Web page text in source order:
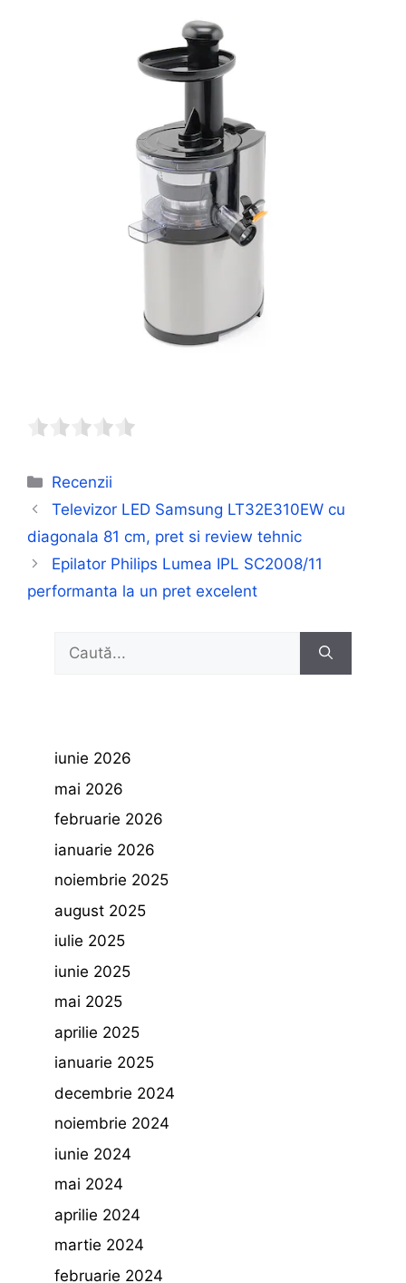
Categorii
Recenzii
Televizor LED Samsung LT32E310EW cu
diagonala 81 cm, pret si review tehnic
Epilator Philips Lumea IPL SC2008/11
performanta la un pret excelent
Caută
iunie 2026
mai 2026
februarie 2026
ianuarie 2026
noiembrie 2025
august 2025
iulie 2025
iunie 2025
mai 2025
aprilie 2025
ianuarie 2025
decembrie 2024
noiembrie 2024
iunie 2024
mai 2024
aprilie 2024
martie 2024
februarie 2024